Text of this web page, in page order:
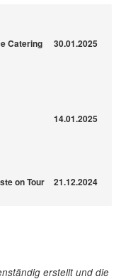
Catering
30.01.2025
14.01.2025
on Tour 21.12.2024
erstellt und die